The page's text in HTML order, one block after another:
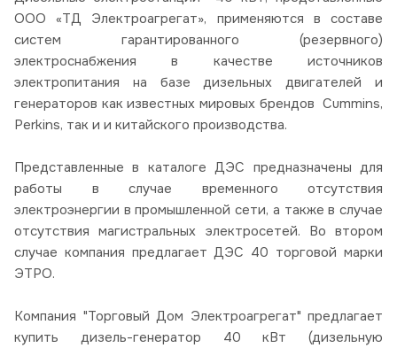
ООО «ТД Электроагрегат», применяются в составе
систем гарантированного (резервного)
электроснабжения в качестве источников
электропитания на базе дизельных двигателей и
генераторов как известных мировых брендов Cummins,
Perkins, так и и китайского производства.
Представленные в каталоге ДЭС предназначены для
работы в случае временного отсутствия
электроэнергии в промышленной сети, а также в случае
отсутствия магистральных электросетей. Во втором
случае компания предлагает ДЭС 40 торговой марки
ЭТРО.
Компания "Торговый Дом Электроагрегат" предлагает
купить дизель-генератор 40 кВт (дизельную